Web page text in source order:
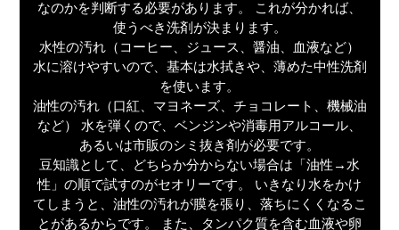
なのかを判断する必要があります。 これが分かれば、
使うべき洗剤が決まります。
水性の汚れ（コーヒー、ジュース、醤油、血液など）
水に溶けやすいので、基本は水拭きや、薄めた中性洗剤
を使います。
油性の汚れ（口紅、マヨネーズ、チョコレート、機械油
など） 水を弾くので、ベンジンや消毒用アルコール、
あるいは市販のシミ抜き剤が必要です。
豆知識として、どちらか分からない場合は「油性→水
性」の順で試すのがセオリーです。 いきなり水をかけ
てしまうと、油性の汚れが膜を張り、落ちにくくなるこ
とがあるからです。 また、タンパク質を含む血液や卵